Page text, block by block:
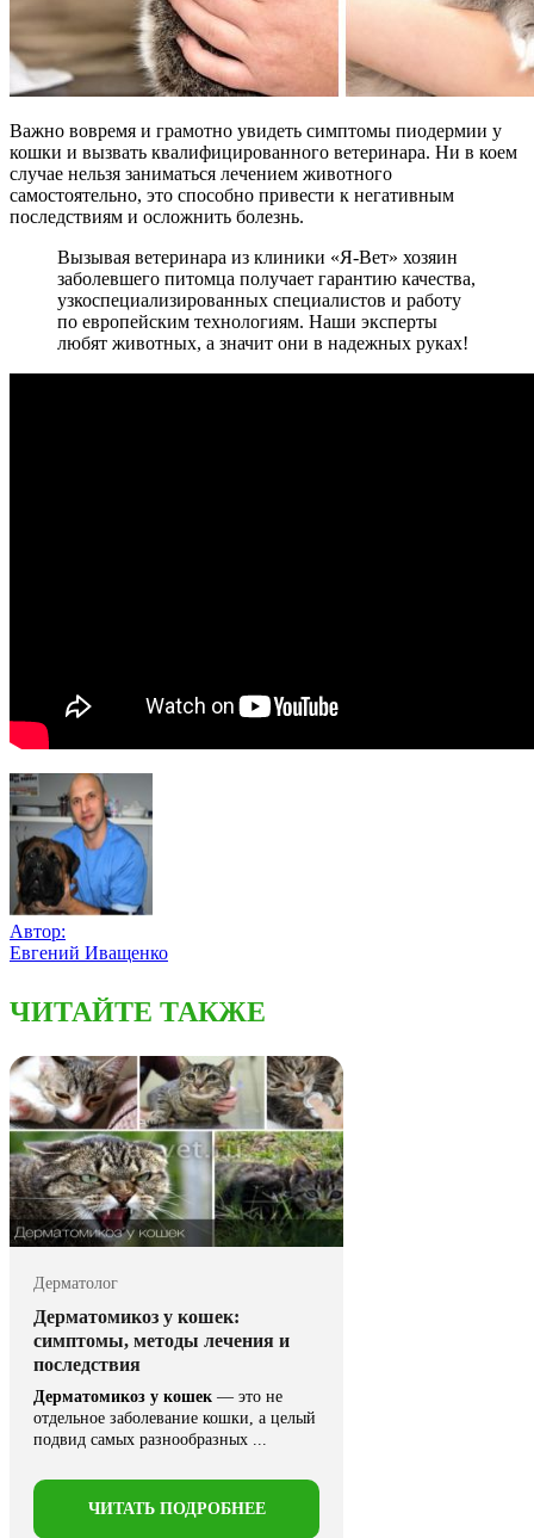
Важно вовремя и грамотно увидеть симптомы пиодермии у
кошки и вызвать квалифицированного ветеринара. Ни в коем
случае нельзя заниматься лечением животного
самостоятельно, это способно привести к негативным
последствиям и осложнить болезнь.
Вызывая ветеринара из клиники «Я-Вет» хозяин
заболевшего питомца получает гарантию качества,
узкоспециализированных специалистов и работу
по европейским технологиям. Наши эксперты
любят животных, а значит они в надежных руках!
Автор:
Евгений Иващенко
ЧИТАЙТЕ ТАКЖЕ
Дерматолог
Дерматомикоз у кошек:
симптомы, методы лечения и
последствия
Дерматомикоз у кошек — это не
отдельное заболевание кошки, а целый
подвид самых разнообразных ...
ЧИТАТЬ ПОДРОБНЕЕ